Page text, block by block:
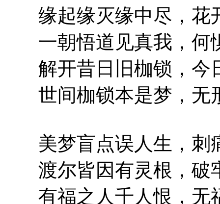
缘起缘灭缘中尽，花
一朝悟道见真我，何
解开昔日旧枷锁，今
世间枷锁本是梦，无
美梦盲点误人生，刺
渡尔皆因有灵根，破
有福之人千人恨，无